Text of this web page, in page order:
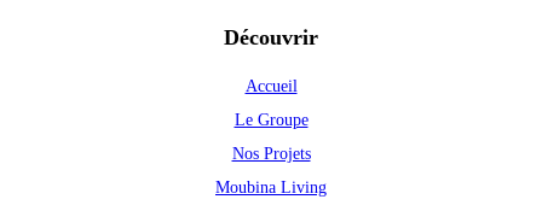
Découvrir
Accueil
Le Groupe
Nos Projets
Moubina Living